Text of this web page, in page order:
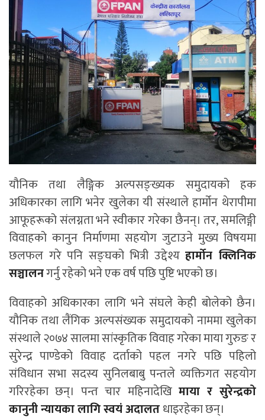
यौनिक तथा लैङ्गिक अल्पसङ्ख्यक समुदायको हक
अधिकारका लागि भनेर खुलेका यी संस्थाले हार्मोन थेरापीमा
आफूहरूको संलग्नता भने स्वीकार गरेका छैनन्। तर, समलिङ्गी
विवाहको कानुन निर्माणमा सहयोग जुटाउने मुख्य विषयमा
छलफल गरे पनि सङ्घको भित्री उद्देश्यहार्मोन क्लिनिक
सञ्चालनगर्नु रहेको भने एक वर्ष पछि पुष्टि भएको छ।
विवाहको अधिकारका लागि भने संघले केही बोलेको छैन।
यौनिक तथा लैंगिक अल्पसंख्यक समुदायको नाममा खुलेका
संस्थाले २०७४ सालमा सांस्कृतिक विवाह गरेका माया गुरुङ र
सुरेन्द्र पाण्डेको विवाह दर्ताको पहल नगरे पछि पहिलो
संविधान सभा सदस्य सुनिलबाबु पन्तले व्यक्तिगत सहयोग
गरिरहेका छन्। पन्त चार महिनादेखि माया र सुरेन्द्रको
कानुनी न्यायका लागि स्वयं अदालतधाइरहेका छन्।